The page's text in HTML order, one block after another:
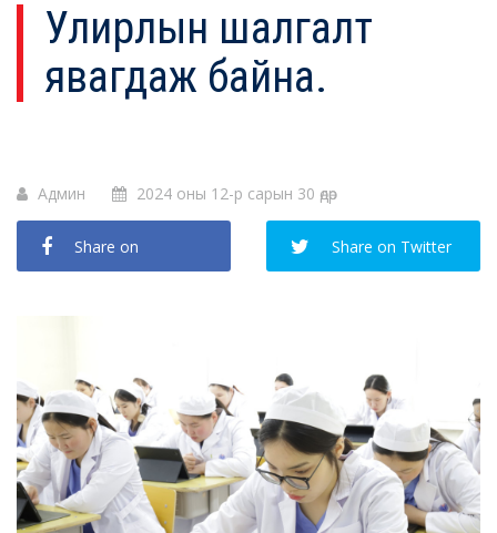
Улирлын шалгалт
явагдаж байна.
Админ 2024 оны 12-р сарын 30 өдөр
Share on Share on Twitter